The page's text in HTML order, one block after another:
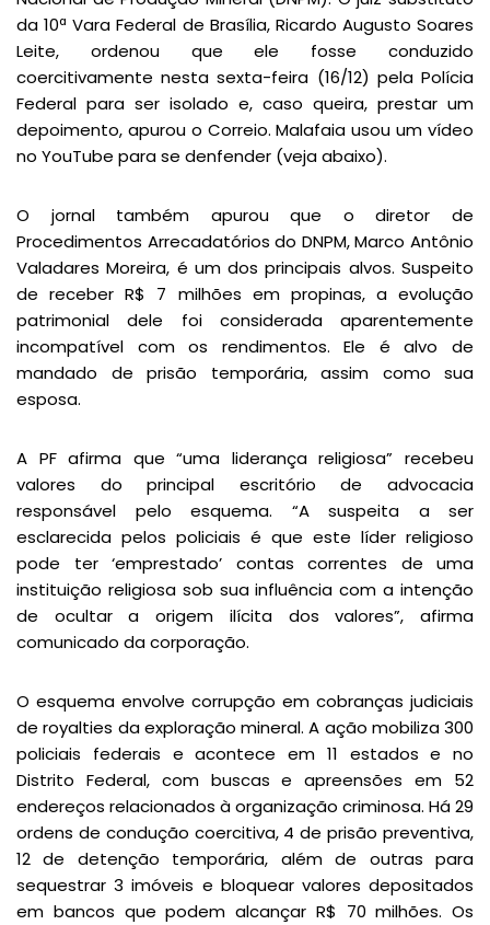
da 10ª Vara Federal de Brasília, Ricardo Augusto Soares
Leite, ordenou que ele fosse conduzido
coercitivamente nesta sexta-feira (16/12) pela Polícia
Federal para ser isolado e, caso queira, prestar um
depoimento, apurou o Correio. Malafaia usou um vídeo
no YouTube para se denfender (veja abaixo).
O jornal também apurou que o diretor de
Procedimentos Arrecadatórios do DNPM, Marco Antônio
Valadares Moreira, é um dos principais alvos. Suspeito
de receber R$ 7 milhões em propinas, a evolução
patrimonial dele foi considerada aparentemente
incompatível com os rendimentos. Ele é alvo de
mandado de prisão temporária, assim como sua
esposa.
A PF afirma que “uma liderança religiosa” recebeu
valores do principal escritório de advocacia
responsável pelo esquema. “A suspeita a ser
esclarecida pelos policiais é que este líder religioso
pode ter ‘emprestado’ contas correntes de uma
instituição religiosa sob sua influência com a intenção
de ocultar a origem ilícita dos valores”, afirma
comunicado da corporação.
O esquema envolve corrupção em cobranças judiciais
de royalties da exploração mineral. A ação mobiliza 300
policiais federais e acontece em 11 estados e no
Distrito Federal, com buscas e apreensões em 52
endereços relacionados à organização criminosa. Há 29
ordens de condução coercitiva, 4 de prisão preventiva,
12 de detenção temporária, além de outras para
sequestrar 3 imóveis e bloquear valores depositados
em bancos que podem alcançar R$ 70 milhões. Os